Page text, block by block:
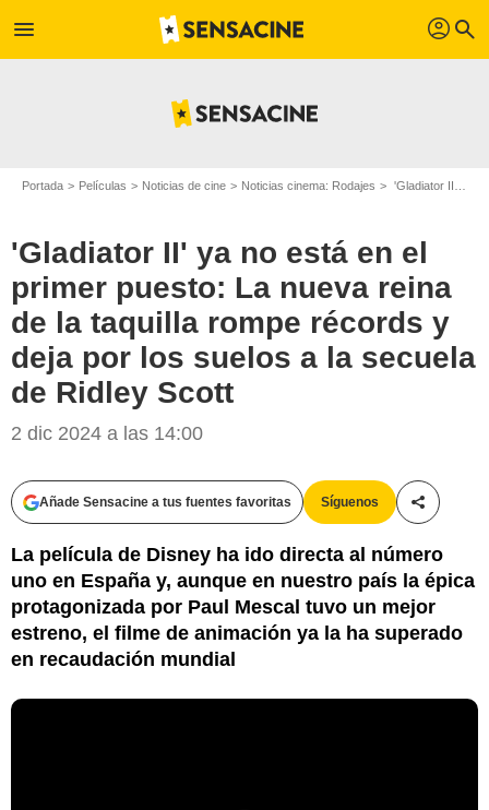
menu profil search
Portada Películas Noticias de cine Noticias cinema: Rodajes 'Gladiator II' ya no está en el primer puesto: La nueva reina de la taquilla rompe récords y deja por los suelos a la secuela de Ridley Scott
'Gladiator II' ya no está en el
primer puesto: La nueva reina
de la taquilla rompe récords y
deja por los suelos a la secuela
de Ridley Scott
2 dic 2024 a las 14:00
Añade Sensacine a tus fuentes favoritas Síguenos
La película de Disney ha ido directa al número
uno en España y, aunque en nuestro país la épica
protagonizada por Paul Mescal tuvo un mejor
estreno, el filme de animación ya la ha superado
en recaudación mundial